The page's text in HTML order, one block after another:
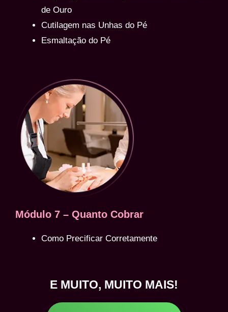
de Ouro
Cutilagem nas Unhas do Pé
Esmaltação do Pé
Módulo 7 – Quanto Cobrar
Como Precificar Corretamente
E MUITO, MUITO MAIS!